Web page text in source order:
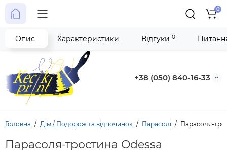
+38 (050) 840-16-33
0
Головна Дім / Подорож та відпочинок Парасолі Парасоля-
Парасоля-тростина Odessa
Опис Характеристики Відгуки 0